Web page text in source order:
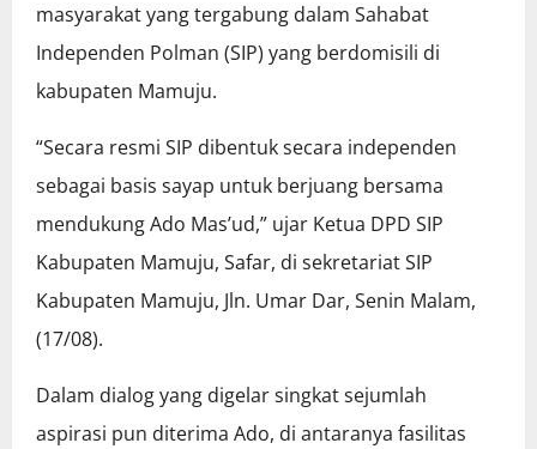
masyarakat yang tergabung dalam Sahabat
Independen Polman (SIP) yang berdomisili di
kabupaten Mamuju.
“Secara resmi SIP dibentuk secara independen
sebagai basis sayap untuk berjuang bersama
mendukung Ado Mas’ud,” ujar Ketua DPD SIP
Kabupaten Mamuju, Safar, di sekretariat SIP
Kabupaten Mamuju, Jln. Umar Dar, Senin Malam,
(17/08).
Dalam dialog yang digelar singkat sejumlah
aspirasi pun diterima Ado, di antaranya fasilitas